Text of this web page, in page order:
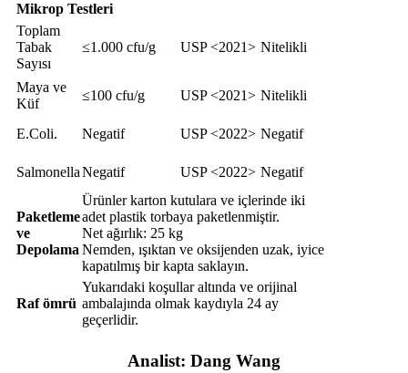
Mikrop Testleri
Toplam
Tabak
Sayısı
≤1.000 cfu/g USP <2021> Nitelikli
Maya ve
Küf
≤100 cfu/g USP <2021> Nitelikli
E.Coli. Negatif USP <2022> Negatif
SalmonellaNegatif USP <2022> Negatif
Paketleme
ve
Depolama
Ürünler karton kutulara ve içlerinde iki
adet plastik torbaya paketlenmiştir.
Net ağırlık: 25 kg
Nemden, ışıktan ve oksijenden uzak, iyice
kapatılmış bir kapta saklayın.
Raf ömrü
Yukarıdaki koşullar altında ve orijinal
ambalajında ​​olmak kaydıyla 24 ay
geçerlidir.
Analist: Dang Wang